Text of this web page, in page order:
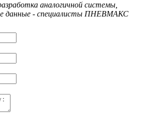
аналогичной системы,
данные - специалисты ПНЕВМАКС